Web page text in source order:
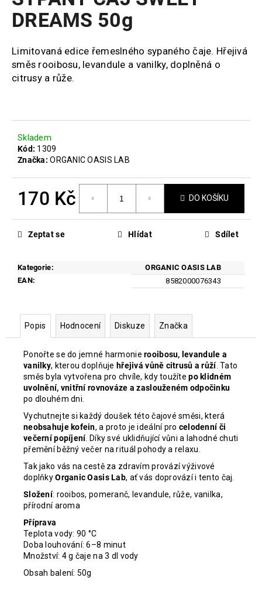
0,0
z
hvězdiček.
DREAMS 50g
Limitovaná edice řemeslného sypaného čaje. Hřejivá
směs rooibosu, levandule a vanilky, doplněná o
citrusy a růže.
Skladem
Kód: 1309
Značka:ORGANIC OASIS LAB
170 Kč DO KOŠÍKU
Kategorie:
ORGANIC OASIS LAB
EAN: 8582000076343
Zeptat se Hlídat Sdílet
Popis Hodnocení Diskuze Značka
Ponořte se do jemné harmonierooibosu, levandule a
vanilky, kterou doplňujehřejivá vůně citrusů a růží. Tato
směs byla vytvořena pro chvíle, kdy toužítepo klidném
uvolnění, vnitřní rovnováze a zaslouženém odpočinku
po dlouhém dni.
Vychutnejte si každý doušek této čajové směsi, která
neobsahuje kofein, a proto je ideální pro celodenní či
večerní popíjení. Díky své uklidňující vůni a lahodné chuti
přemění běžný večer na rituál pohody a relaxu.
Tak jako vás na cestě za zdravím provází výživové
doplňkyOrganic Oasis Lab, ať vás doprovází i tento čaj.
Složení: rooibos, pomeranč, levandule, růže, vanilka,
přírodní aroma
Příprava
Teplota vody: 90 °C
Doba louhování: 6–8 minut
Množství: 4 g čaje na 3 dl vody
Obsah balení: 50g
a
j
í
t
?
č
u
m
LONGEVITY
THERAPY
899
199